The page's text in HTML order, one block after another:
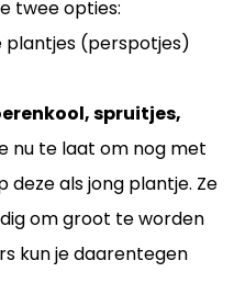
twee opties:
plantjes (perspotjes)
spruitjes,
nu te laat om nog met
deze als jong plantje. Ze
om groot te worden
kun je daarentegen